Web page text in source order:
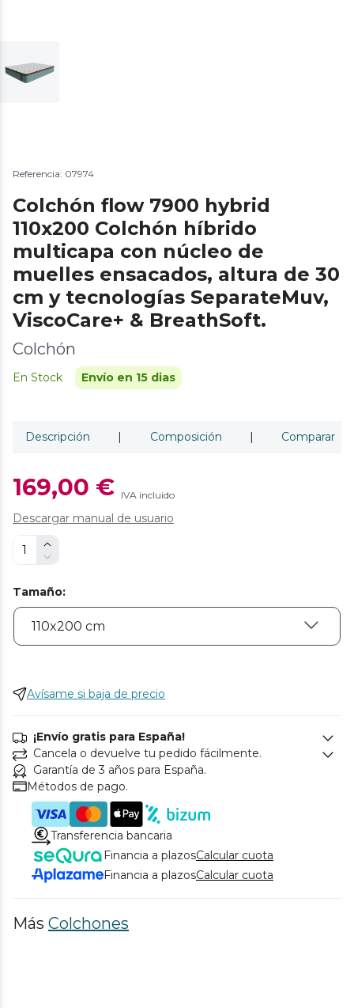
Referencia: 07974
Colchón flow 7900 hybrid
110x200 Colchón híbrido
multicapa con núcleo de
muelles ensacados, altura de 30
cm y tecnologías SeparateMuv,
ViscoCare+ & BreathSoft.
Colchón
En Stock Envío en 15 dias
Descripción | Composición | Comparar
169,00 € IVA incluido
Descargar manual de usuario
Tamaño:
Avísame si baja de precio
¡Envío gratis para España!
Cancela o devuelve tu pedido fácilmente.
Garantía de 3 años para España.
Métodos de pago.
Transferencia bancaria
Financia a plazosCalcular cuota
Financia a plazosCalcular cuota
Más Colchones